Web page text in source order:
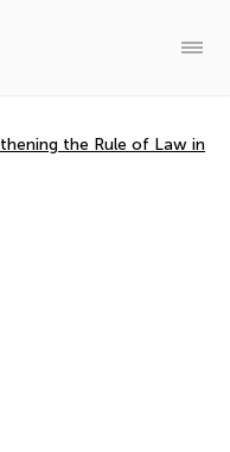
the Rule of Law in